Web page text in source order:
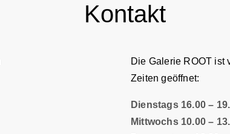
Kontakt
Die Galerie ROOT ist
Zeiten geöffnet:
Dienstags 16.00 –
Mittwochs 10.00 –